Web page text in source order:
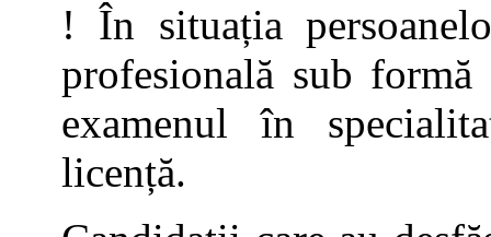
! În situația
profesională sub
examenul în
licență.